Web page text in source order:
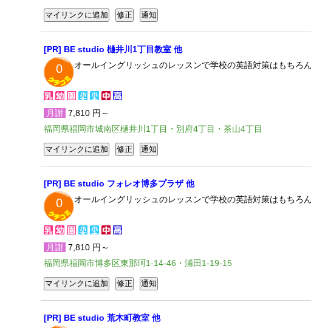
[PR] BE studio 樋井川1丁目教室 他
0 オールイングリッシュのレッスンで学校の英語対策はもちろ
月謝 7,810 円～
福岡県福岡市城南区樋井川1丁目・別府4丁目・茶山4丁目
[PR] BE studio フォレオ博多プラザ 他
0 オールイングリッシュのレッスンで学校の英語対策はもちろ
月謝 7,810 円～
福岡県福岡市博多区東那珂1-14-46・浦田1-19-15
[PR] BE studio 荒木町教室 他